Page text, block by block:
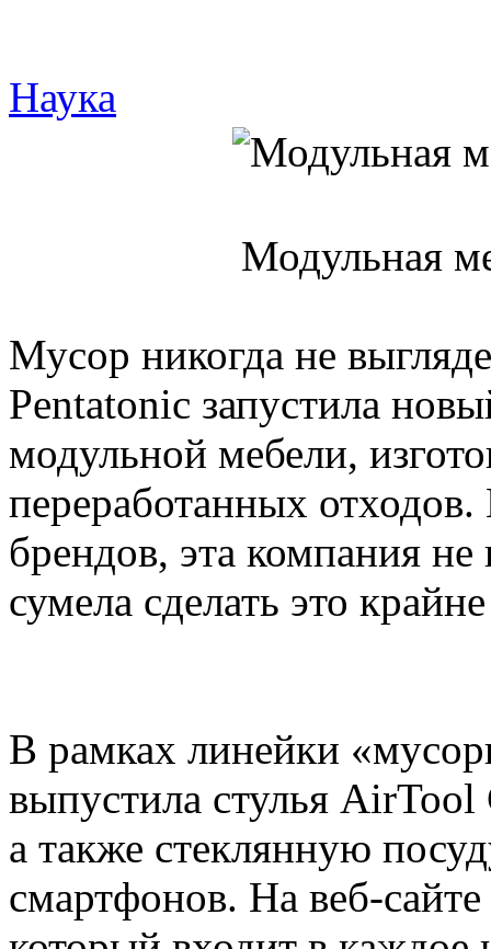
Наука
Модульная
Мусор никогда не
Pentatonic запустила
модульной мебели,
переработанных
брендов, эта компания
сумела сделать это
В рамках линейки
выпустила стулья
а также стеклянную
смартфонов. На веб-